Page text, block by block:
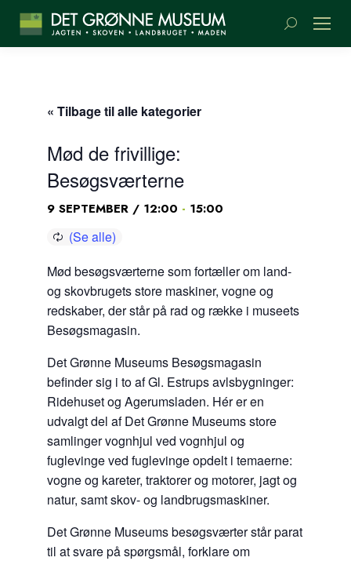
Søge:
« Tilbage til alle kategorier
Mød de frivillige:
Besøgsværterne
9 SEPTEMBER / 12:00 - 15:00
Mød besøgsværterne som fortæller om land-
og skovbrugets store maskiner, vogne og
redskaber, der står på rad og række i museets
Besøgsmagasin.
Det Grønne Museums Besøgsmagasin
befinder sig i to af Gl. Estrups avlsbygninger:
Ridehuset og Agerumsladen. Hér er en
udvalgt del af Det Grønne Museums store
samlinger vognhjul ved vognhjul og
fuglevinge ved fuglevinge opdelt i temaerne:
vogne og kareter, traktorer og motorer, jagt og
natur, samt skov- og landbrugsmaskiner.
Det Grønne Museums besøgsværter står parat
til at svare på spørgsmål, forklare om